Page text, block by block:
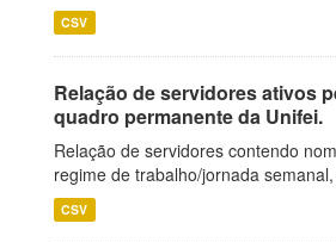
CSV
Relação de servidores ativos
quadro permanente da Unifei.
Relação de servidores contendo
regime de trabalho/jornada
CSV